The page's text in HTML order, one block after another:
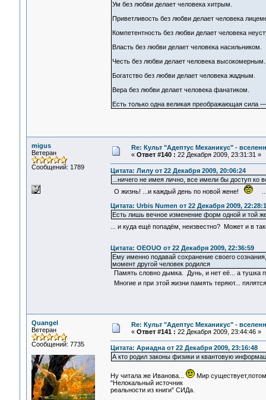
Ум без любви делает человека хитрым.
Приветливость без любви делает человека
Компетентность без любви делает человека
Власть без любви делает человека насильником.
Честь без любви делает человека высокомерным.
Богатство без любви делает человека жадным.
Вера без любви делает человека фанатиком.
Есть только одна великая преображающая
migus
Ветеран
Сообщений: 1789
Re: Культ "Адептус Механикус" -
« Ответ #140 : 22 Декабря 2009, 23:31:31 »
Цитата: Лилу от 22 Декабря 2009, 20:06:24
...ничего не имея лично, все имели бы доступ ко
О жизнь! ...и каждый день по новой жене!
Цитата: Urbis Numen от 22 Декабря 2009,
Есть лишь вечное изменение форм одной и той
... и куда ещё попадём, неизвестно? Может и в
Цитата: OEOUO от 22 Декабря 2009, 22:36:59
Ему именно подавай сохранение своего
момент другой человек родился
Память словно дымка. Дунь, и нет её... а тушка
Многие и при этой жизни память теряют...
Quangel
Ветеран
Сообщений: 7735
Re: Культ "Адептус Механикус" -
« Ответ #141 : 22 Декабря 2009, 23:44:46 »
Цитата: Ариадна от 22 Декабря 2009, 23:16:48
А кто родил законы физики и квантовую
Ну читала же Иванова...
Мир
"Нелокальный источник
реальности из книги" СИДа.